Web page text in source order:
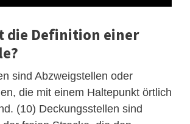
die Definition einer
sind Abzweigstellen oder
die mit einem Haltepunkt örtlich
(10) Deckungsstellen sind